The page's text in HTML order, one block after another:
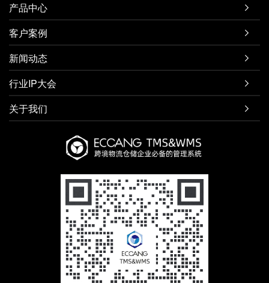
产品中心 
客户案例 
新闻动态 
行业IP大会 
关于我们 